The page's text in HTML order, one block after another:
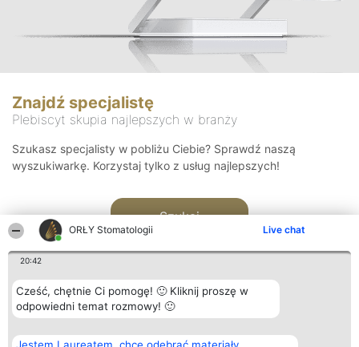
ORŁY Stomatologii Live chat
20:42
Cześć, chętnie Ci pomogę! 🙂 Kliknij proszę w
odpowiedni temat rozmowy! 🙂
Znajdź specjalistę
Plebiscyt skupia najlepszych w branży
Szukasz specjalisty w pobliżu Ciebie? Sprawdź naszą
wyszukiwarkę. Korzystaj tylko z usług najlepszych!
Szukaj
Organizator plebiscytu Plebiscyt Kontakt